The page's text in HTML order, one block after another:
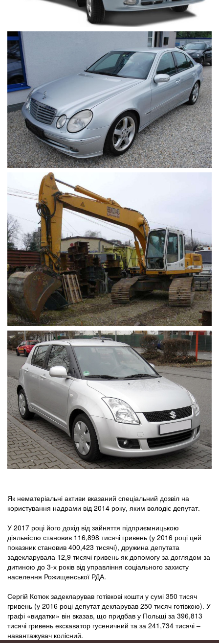
Як нематеріальні активи вказаний спеціальний дозвіл на
користування надрами від 2014 року, яким володіє депутат.
У 2017 році його дохід від зайняття підприємницькою
діяльністю становив 116,898 тисячі гривень (у 2016 році цей
показник становив 400,423 тисячі), дружина депутата
задекларувала 12,9 тисячі гривень як допомогу за доглядом за
дитиною до 3-х років від управління соціального захисту
населення Рожищенської РДА.
Сергій Котюк задекларував готівкові кошти у сумі 350 тисяч
гривень (у 2016 році депутат декларував 250 тисяч готівкою). У
графі «видатки» він вказав, що придбав у Польщі за 396,813
тисячі гривень екскаватор гусеничний та за 241,734 тисячі –
навантажувач колісний.